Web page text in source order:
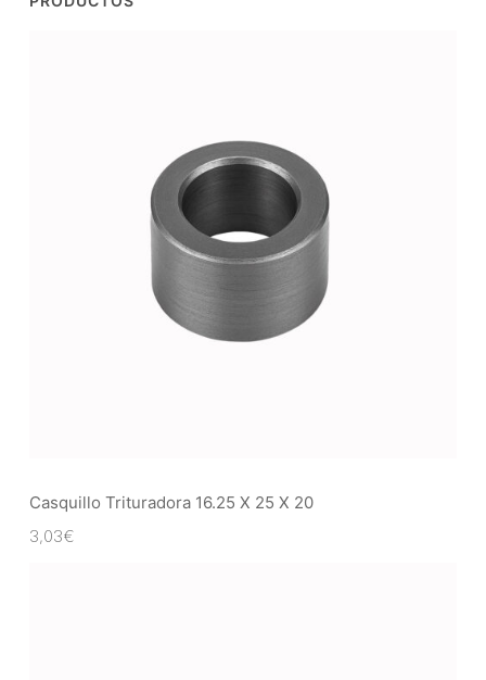
Casquillo Trituradora 16.25 X 25 X 20
3,03€